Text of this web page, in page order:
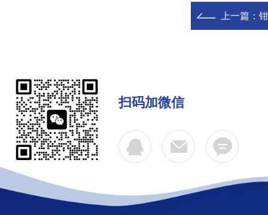
上一篇：
扫码加微信